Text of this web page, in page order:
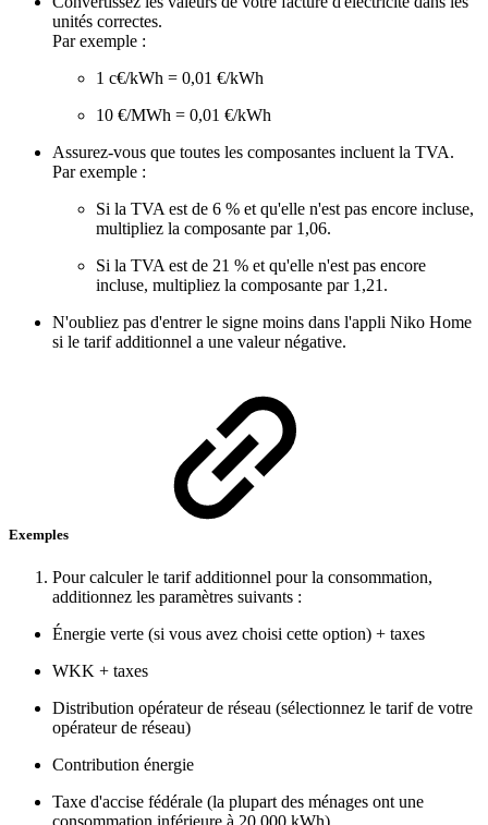
unités correctes.
Par exemple :
1 c€/kWh = 0,01 €/kWh
10 €/MWh = 0,01 €/kWh
Assurez-vous que toutes les composantes incluent la TVA.
Par exemple :
Si la TVA est de 6 % et qu'elle n'est pas encore incluse,
multipliez la composante par 1,06.
Si la TVA est de 21 % et qu'elle n'est pas encore
incluse, multipliez la composante par 1,21.
N'oubliez pas d'entrer le signe moins dans l'appli Niko Home
si le tarif additionnel a une valeur négative.
Exemples
Pour calculer le tarif additionnel pour la consommation,
additionnez les paramètres suivants :
Énergie verte (si vous avez choisi cette option) + taxes
WKK + taxes
Distribution opérateur de réseau (sélectionnez le tarif de votre
opérateur de réseau)
Contribution énergie
Taxe d'accise fédérale (la plupart des ménages ont une